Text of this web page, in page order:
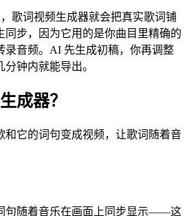
歌词视频生成器就会把真实歌词铺
步，因为它用的是你曲目里精确的
录音频。AI 先生成初稿，你再调整
钟内就能导出。
成器？
和它的词句变成视频，让歌词随着音
句随着音乐在画面上同步显示——这